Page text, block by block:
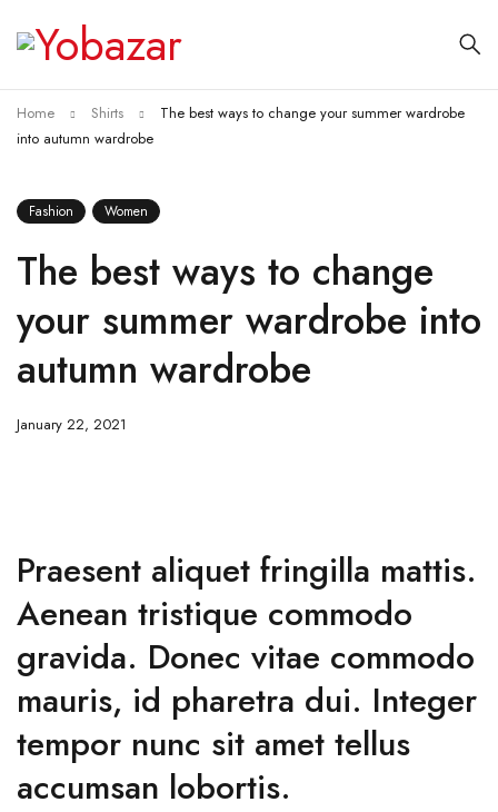
Home Shirts
The best ways to change your summer wardrobe
into autumn wardrobe
Fashion Women
The best ways to change
your summer wardrobe into
autumn wardrobe
January 22, 2021
Praesent aliquet fringilla mattis.
Aenean tristique commodo
gravida. Donec vitae commodo
mauris, id pharetra dui. Integer
tempor nunc sit amet tellus
accumsan lobortis.